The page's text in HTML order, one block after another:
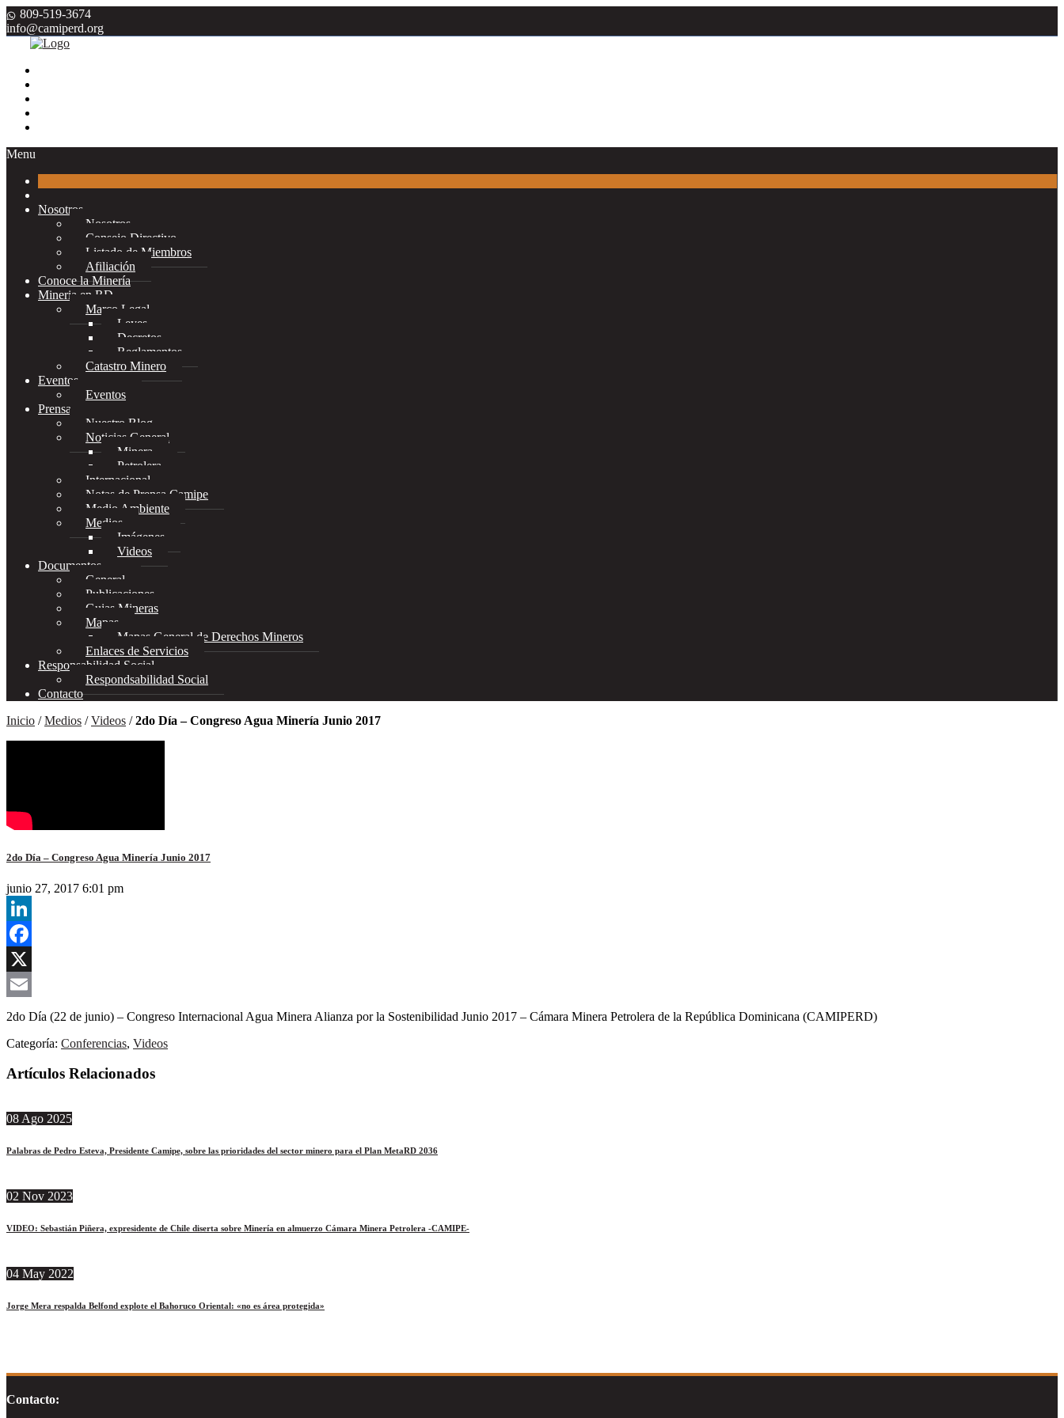
809-519-3674
info@camiperd.org
Menu
Nosotros
Nosotros
Consejo Directivo
Listado de Miembros
Afiliación
Conoce la Minería
Mineria en RD
Marco Legal
Leyes
Decretos
Reglamentos
Catastro Minero
Eventos
Eventos
Prensa
Nuestro Blog
Noticias General
Minera
Petrolera
Internacional
Notas de Prensa Camipe
Medio Ambiente
Medios
Imágenes
Videos
Documentos
General
Publicaciones
Guias Mineras
Mapas
Mapas General de Derechos Mineros
Enlaces de Servicios
Responsabilidad Social
Respondsabilidad Social
Contacto
Inicio /Medios /Videos /2do Día – Congreso Agua Minería Junio 2017
2do Día – Congreso Agua Minería Junio 2017
junio 27, 2017 6:01 pm
LinkedIn
Facebook
X
Email
2do Día (22 de junio) – Congreso Internacional Agua Minera Alianza por la Sostenibilidad Junio 2017 – Cámara Minera Petrolera de la República Dominicana (CAMIPERD)
Categoría: Conferencias, Videos
Artículos Relacionados
08 Ago 2025
Palabras de Pedro Esteva, Presidente Camipe, sobre las prioridades del sector minero para el Plan MetaRD 2036
02 Nov 2023
VIDEO: Sebastián Piñera, expresidente de Chile diserta sobre Minería en almuerzo Cámara Minera Petrolera -CAMIPE-
04 May 2022
Jorge Mera respalda Belfond explote el Bahoruco Oriental: «no es área protegida»
Contacto: